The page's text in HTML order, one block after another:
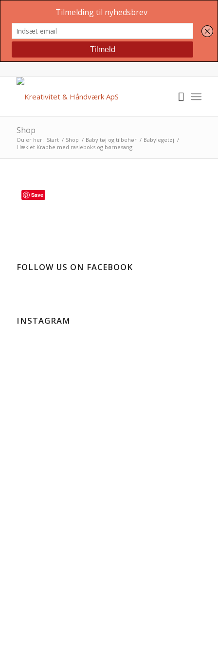
Shop
Du er her: Start / Shop / Baby tøj og tilbehør / Babylegetøj /
Hæklet Krabbe med rasleboks og børnesang
Save
FOLLOW US ON FACEBOOK
INSTAGRAM